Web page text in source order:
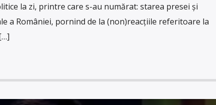
la zi, printre care s-au numărat: starea presei și
a României, pornind de la (non)reacțiile referitoare la